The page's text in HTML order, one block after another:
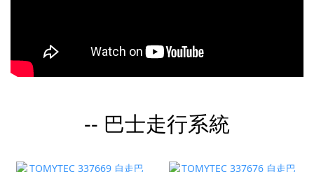
-- 巴士走行系統